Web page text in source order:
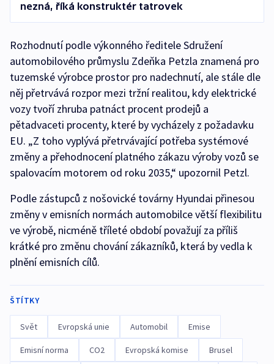
nezná, říká konstruktér tatrovek
Rozhodnutí podle výkonného ředitele Sdružení
automobilového průmyslu Zdeňka Petzla znamená pro
tuzemské výrobce prostor pro nadechnutí, ale stále dle
něj přetrvává rozpor mezi tržní realitou, kdy elektrické
vozy tvoří zhruba patnáct procent prodejů a
pětadvaceti procenty, které by vycházely z požadavku
EU. „Z toho vyplývá přetrvávající potřeba systémové
změny a přehodnocení platného zákazu výroby vozů se
spalovacím motorem od roku 2035,“ upozornil Petzl.
Podle zástupců z nošovické továrny Hyundai přinesou
změny v emisních normách automobilce větší flexibilitu
ve výrobě, nicméně tříleté období považují za příliš
krátké pro změnu chování zákazníků, která by vedla k
plnění emisních cílů.
ŠTÍTKY
Svět Evropská unie Automobil Emise
Emisní norma CO2 Evropská komise Brusel